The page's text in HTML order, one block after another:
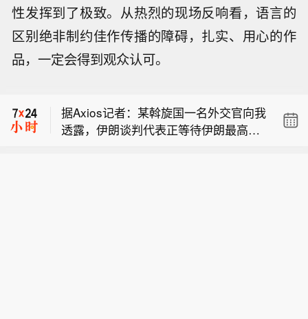
性发挥到了极致。从热烈的现场反响看，语言的
区别绝非制约佳作传播的障碍，扎实、用心的作
品，一定会得到观众认可。
的加密货币交易所。
据Axios记者：某斡旋国一名外交官向我
透露，伊朗谈判代表正等待伊朗最高国